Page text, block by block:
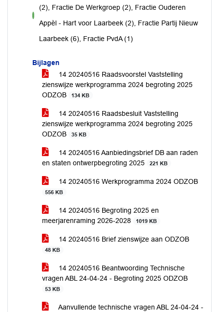
voor
(2), Fractie De Werkgroep (2), Fractie Ouderen
Appèl - Hart voor Laarbeek (2), Fractie Partij Nieuw
Laarbeek (6), Fractie PvdA (1)
Bijlagen
14 20240516 Raadsvoorstel Vaststelling
zienswijze werkprogramma 2024 begroting 2025
ODZOB
134 KB
14 20240516 Raadsbesluit Vaststelling
zienswijze werkprogramma 2024 begroting 2025
ODZOB
35 KB
14 20240516 Aanbiedingsbrief DB aan raden
en staten ontwerpbegroting 2025
221 KB
14 20240516 Werkprogramma 2024 ODZOB
556 KB
14 20240516 Begroting 2025 en
meerjarenraming 2026-2028
1019 KB
14 20240516 Brief zienswijze aan ODZOB
48 KB
14 20240516 Beantwoording Technische
vragen ABL 24-04-24 - Begroting 2025 ODZOB
53 KB
Aanvullende technische vragen ABL 24-04-24 -